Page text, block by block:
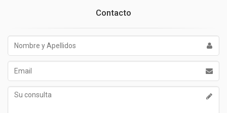
Contacto
Apellidos
Su